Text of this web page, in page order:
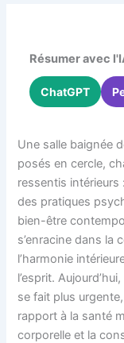
Résumer avec
ChatGPT
Une salle baignée
posés en cercle,
ressentis intérieurs
des pratiques
bien-être
s’enracine dans la
l’harmonie
l’esprit.
se fait plus
rapport à la santé
corporelle et la